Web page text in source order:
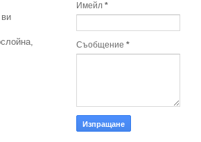
Имейл *
Съобщение *